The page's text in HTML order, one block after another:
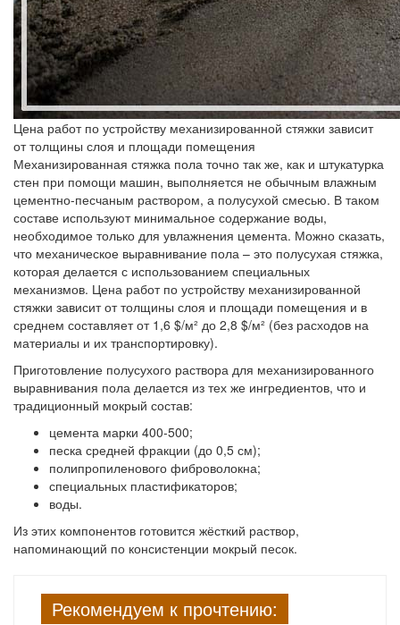
Цена работ по устройству механизированной стяжки зависит
от толщины слоя и площади помещения
Механизированная стяжка пола точно так же, как и штукатурка
стен при помощи машин, выполняется не обычным влажным
цементно-песчаным раствором, а полусухой смесью. В таком
составе используют минимальное содержание воды,
необходимое только для увлажнения цемента. Можно сказать,
что механическое выравнивание пола – это полусухая стяжка,
которая делается с использованием специальных
механизмов. Цена работ по устройству механизированной
стяжки зависит от толщины слоя и площади помещения и в
среднем составляет от 1,6 $/м² до 2,8 $/м² (без расходов на
материалы и их транспортировку).
Приготовление полусухого раствора для механизированного
выравнивания пола делается из тех же ингредиентов, что и
традиционный мокрый состав:
цемента марки 400-500;
песка средней фракции (до 0,5 см);
полипропиленового фиброволокна;
специальных пластификаторов;
воды.
Из этих компонентов готовится жёсткий раствор,
напоминающий по консистенции мокрый песок.
Рекомендуем к прочтению: